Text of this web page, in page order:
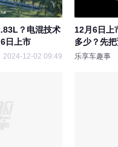
？电混技术
日上市
2024-12-02 09:49
12月6日上
多少？先
说！
乐享车趣事